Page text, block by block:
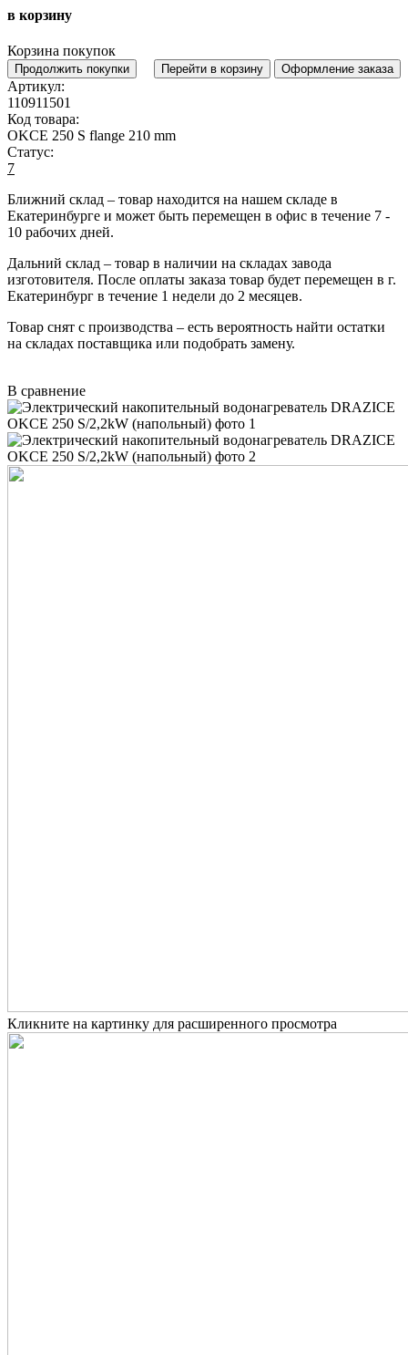
в корзину
Корзина покупок
Продолжить покупки Перейти в корзину Оформление заказа
Артикул:
110911501
Код товара:
OKCE 250 S flange 210 mm
Статус:
7
Ближний склад – товар находится на нашем складе в
Екатеринбурге и может быть перемещен в офис в течение 7 -
10 рабочих дней.
Дальний склад – товар в наличии на складах завода
изготовителя. После оплаты заказа товар будет перемещен в г.
Екатеринбург в течение 1 недели до 2 месяцев.
Товар снят с производства – есть вероятность найти остатки
на складах поставщика или подобрать замену.
В сравнение
Кликните на картинку для расширенного просмотра